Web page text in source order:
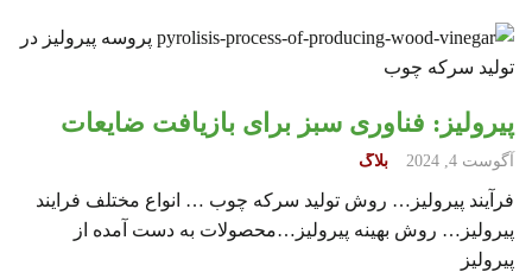
پیرولیز: فناوری سبز برای بازیافت ضایعات
آگوست 4, 2024 بلاگ
فرآیند پیرولیز… روش تولید سرکه چوب … انواع مختلف فرایند
پیرولیز… روش بهینه پیرولیز…محصولات به دست آمده از
پیرولیز